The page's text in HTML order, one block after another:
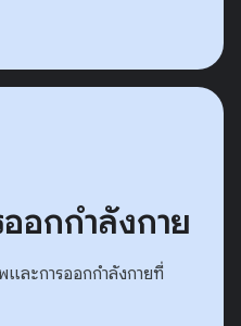
อกกำลังกาย
ละการออกกำลังกายที่